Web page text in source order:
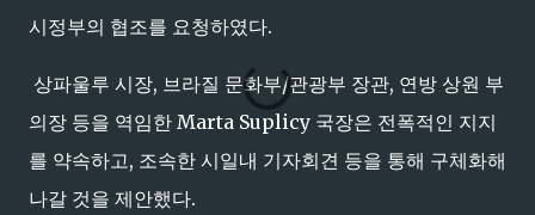
시정부의 협조를 요청하였다.
상파울루 시장, 브라질 문화부/관광부 장관, 연방 상원 부
의장 등을 역임한 Marta Suplicy 국장은 전폭적인 지지
를 약속하고, 조속한 시일내 기자회견 등을 통해 구체화해
나갈 것을 제안했다.